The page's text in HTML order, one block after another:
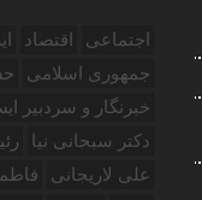
اجتماعی اقتصاد
جمهوری اسلامی
خبرنگار و سردبیر
دکتر سبحانی نیا
علی لاریجانی